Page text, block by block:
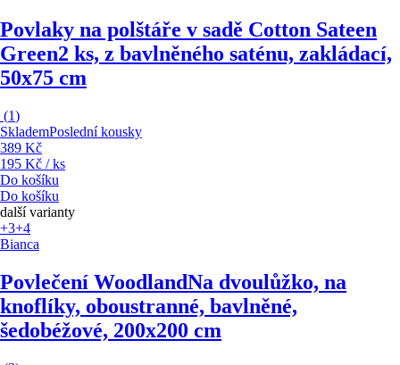
Povlaky na polštáře v sadě Cotton Sateen
Green2 ks, z bavlněného saténu, zakládací,
50x75 cm
(1)
SklademPoslední kousky
389 Kč
195 Kč / ks
Do košíku
Do košíku
další varianty
+3+4
Bianca
Povlečení WoodlandNa dvoulůžko, na
knoflíky, oboustranné, bavlněné,
šedobéžové, 200x200 cm